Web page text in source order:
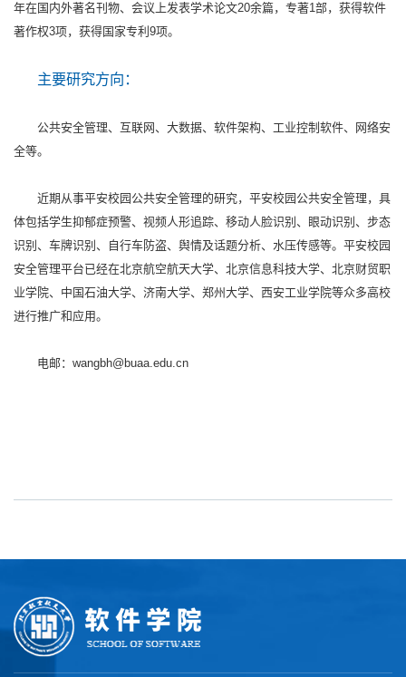
年在国内外著名刊物、会议上发表学术论文20余篇，专著1部，获得软件
著作权3项，获得国家专利9项。
主要研究方向：
公共安全管理、互联网、大数据、软件架构、工业控制软件、网络安
全等。
近期从事平安校园公共安全管理的研究，平安校园公共安全管理，具
体包括学生抑郁症预警、视频人形追踪、移动人脸识别、眼动识别、步态
识别、车牌识别、自行车防盗、舆情及话题分析、水压传感等。平安校园
安全管理平台已经在北京航空航天大学、北京信息科技大学、北京财贸职
业学院、中国石油大学、济南大学、郑州大学、西安工业学院等众多高校
进行推广和应用。
电邮：wangbh@buaa.edu.cn